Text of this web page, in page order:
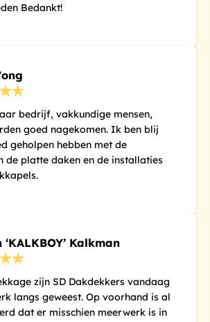
Bedankt!
bedrijf, vakkundige mensen,
goed nagekomen. Ik ben blij
geholpen hebben met de
de platte daken en de installaties
Kalkman
zijn SD Dakdekkers vandaag
langs geweest. Op voorhand is al
dat er misschien meerwerk is in